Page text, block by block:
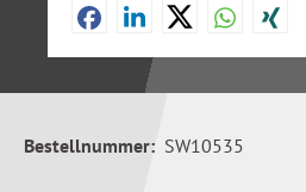
Bestellnummer: SW10535